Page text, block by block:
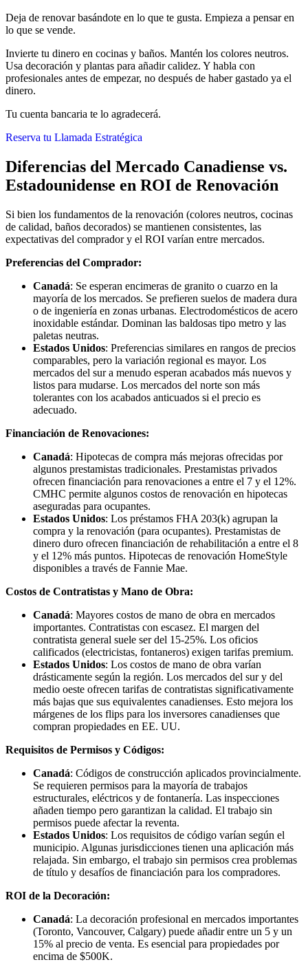
Deja de renovar basándote en lo que te gusta. Empieza a pensar en
lo que se vende.
Invierte tu dinero en cocinas y baños. Mantén los colores neutros.
Usa decoración y plantas para añadir calidez. Y habla con
profesionales antes de empezar, no después de haber gastado ya el
dinero.
Tu cuenta bancaria te lo agradecerá.
Reserva tu Llamada Estratégica
Diferencias del Mercado Canadiense vs.
Estadounidense en ROI de Renovación
Si bien los fundamentos de la renovación (colores neutros, cocinas
de calidad, baños decorados) se mantienen consistentes, las
expectativas del comprador y el ROI varían entre mercados.
Preferencias del Comprador:
Canadá: Se esperan encimeras de granito o cuarzo en la
mayoría de los mercados. Se prefieren suelos de madera dura
o de ingeniería en zonas urbanas. Electrodomésticos de acero
inoxidable estándar. Dominan las baldosas tipo metro y las
paletas neutras.
Estados Unidos: Preferencias similares en rangos de precios
comparables, pero la variación regional es mayor. Los
mercados del sur a menudo esperan acabados más nuevos y
listos para mudarse. Los mercados del norte son más
tolerantes con los acabados anticuados si el precio es
adecuado.
Financiación de Renovaciones:
Canadá: Hipotecas de compra más mejoras ofrecidas por
algunos prestamistas tradicionales. Prestamistas privados
ofrecen financiación para renovaciones a entre el 7 y el 12%.
CMHC permite algunos costos de renovación en hipotecas
aseguradas para ocupantes.
Estados Unidos: Los préstamos FHA 203(k) agrupan la
compra y la renovación (para ocupantes). Prestamistas de
dinero duro ofrecen financiación de rehabilitación a entre el 8
y el 12% más puntos. Hipotecas de renovación HomeStyle
disponibles a través de Fannie Mae.
Costos de Contratistas y Mano de Obra:
Canadá: Mayores costos de mano de obra en mercados
importantes. Contratistas con escasez. El margen del
contratista general suele ser del 15-25%. Los oficios
calificados (electricistas, fontaneros) exigen tarifas premium.
Estados Unidos: Los costos de mano de obra varían
drásticamente según la región. Los mercados del sur y del
medio oeste ofrecen tarifas de contratistas significativamente
más bajas que sus equivalentes canadienses. Esto mejora los
márgenes de los flips para los inversores canadienses que
compran propiedades en EE. UU.
Requisitos de Permisos y Códigos:
Canadá: Códigos de construcción aplicados provincialmente.
Se requieren permisos para la mayoría de trabajos
estructurales, eléctricos y de fontanería. Las inspecciones
añaden tiempo pero garantizan la calidad. El trabajo sin
permisos puede afectar la reventa.
Estados Unidos: Los requisitos de código varían según el
municipio. Algunas jurisdicciones tienen una aplicación más
relajada. Sin embargo, el trabajo sin permisos crea problemas
de título y desafíos de financiación para los compradores.
ROI de la Decoración:
Canadá: La decoración profesional en mercados importantes
(Toronto, Vancouver, Calgary) puede añadir entre un 5 y un
15% al precio de venta. Es esencial para propiedades por
encima de $500K.